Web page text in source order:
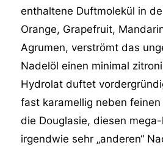
enthaltene Duftmolekül in
Orange, Grapefruit,
Agrumen, verströmt das
Nadelöl einen minimal
Hydrolat duftet
fast karamellig neben
die Douglasie, diesen
irgendwie sehr „anderen“